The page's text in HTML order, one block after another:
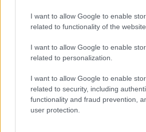
I want to allow Google to enable
related to functionality of the
I want to allow Google to enable
related to personalization.
I want to allow Google to enable
related to security, including
functionality and fraud prevention,
user protection.
θα δοθεί ποινή 2-4 και οι
στο μισό», αναφέρει
εφημερίδα της Τουρκίας
https://twitter.com/
69451219116802197
Ο αγώνας στην Τραπεζούντα
κατά διαστήματα λόγω